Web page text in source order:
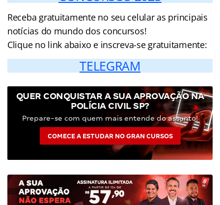
Receba gratuitamente no seu celular as principais
notícias do mundo dos concursos!
Clique no link abaixo e inscreva-se gratuitamente:
TELEGRAM
QUER CONQUISTAR A SUA APROVAÇÃO NA
POLÍCIA CIVIL SP?
Prepare-se com quem mais entende do assunto!
COMECE A ESTUDAR NO GRAN CURSOS